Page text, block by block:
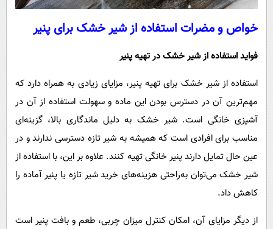
خواص و مضرات استفاده از شیر خشک برای پنیر
فواید استفاده از شیر خشک در تهیه پنیر
استفاده از شیر خشک برای تهیه پنیر، مزایای زیادی به همراه دارد که
مهم‌ترین آن در دسترس بودن این ماده و سهولت استفاده از آن در
آشپزی خانگی است. شیر خشک به دلیل ماندگاری بالا، گزینه‌ای
مناسب برای افرادی است که همیشه به شیر تازه دسترسی ندارند و در
عین حال تمایل دارند پنیر خانگی تهیه کنند. علاوه بر این، با استفاده از
شیر خشک می‌توان به‌راحتی هزینه‌های خرید شیر تازه یا پنیر آماده را
کاهش داد.
از دیگر مزایای آن، امکان کنترل میزان چربی، طعم و بافت پنیر است